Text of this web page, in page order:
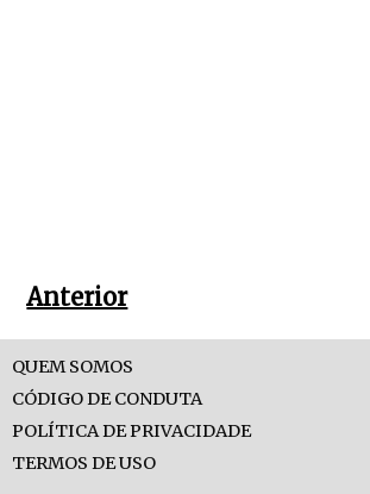
Anterior
QUEM SOMOS
CÓDIGO DE CONDUTA
POLÍTICA DE PRIVACIDADE
TERMOS DE USO